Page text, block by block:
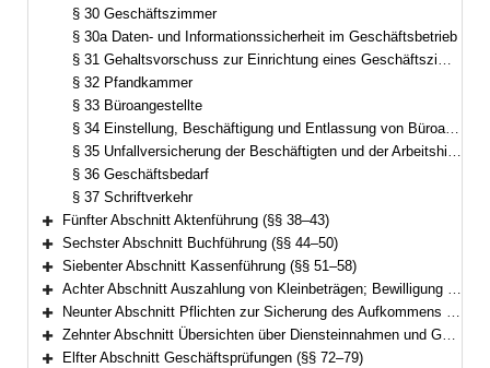
§ 30 Geschäftszimmer
§ 30a Daten- und Informationssicherheit im Geschäftsbetrieb
§ 31 Gehaltsvorschuss zur Einrichtung eines Geschäftszimmers
§ 32 Pfandkammer
§ 33 Büroangestellte
§ 34 Einstellung, Beschäftigung und Entlassung von Büroangestellten und Beschäftigung anderer Personen
§ 35 Unfallversicherung der Beschäftigten und der Arbeitshilfen
§ 36 Geschäftsbedarf
§ 37 Schriftverkehr
Bereich erweitern
Fünfter Abschnitt Aktenführung (§§ 38–43)
Bereich erweitern
Sechster Abschnitt Buchführung (§§ 44–50)
Bereich erweitern
Siebenter Abschnitt Kassenführung (§§ 51–58)
Bereich erweitern
Achter Abschnitt Auszahlung von Kleinbeträgen; Bewilligung von Prozess- oder Verfahrenskostenhilfe (§§ 59–61)
Bereich erweitern
Neunter Abschnitt Pflichten zur Sicherung des Aufkommens aus Steuern und Abgaben (§§ 62–69)
Bereich erweitern
Zehnter Abschnitt Übersichten über Diensteinnahmen und Geschäftstätigkeit (§§ 70–71)
Elfter Abschnitt Geschäftsprüfungen (§§ 72–79)